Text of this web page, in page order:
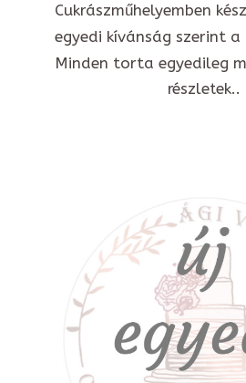
Cukrászműhelyemben
egyedi kívánság szerint
Minden torta egyedileg
részletek..